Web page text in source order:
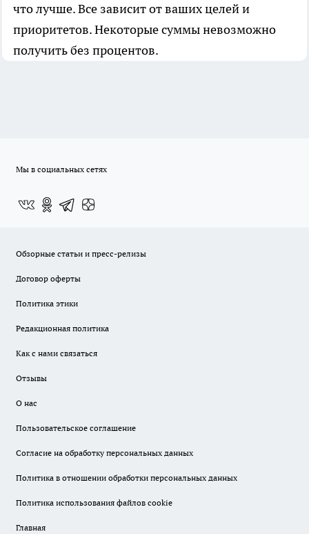
что лучше. Все зависит от ваших целей и
приоритетов. Некоторые суммы невозможно
получить без процентов.
Мы в социальных сетях
Обзорные статьи и пресс-релизы
Договор оферты
Политика этики
Редакционная политика
Как с нами связаться
Отзывы
О нас
Пользовательское соглашение
Согласие на обработку персональных данных
Политика в отношении обработки персональных данных
Политика использования файлов cookie
Главная